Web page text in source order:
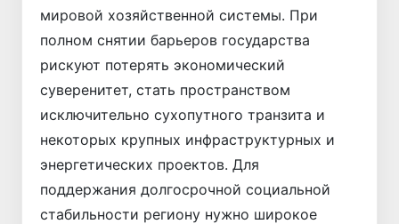
мировой хозяйственной системы. При
полном снятии барьеров государства
рискуют потерять экономический
суверенитет, стать пространством
исключительно сухопутного транзита и
некоторых крупных инфраструктурных и
энергетических проектов. Для
поддержания долгосрочной социальной
стабильности региону нужно широкое